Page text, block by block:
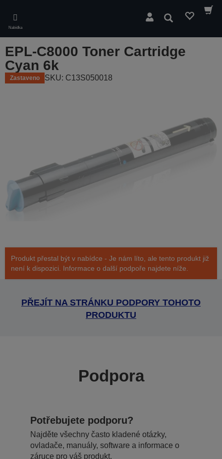
main
content
Nabídka
Hledat
EPL-C8000 Toner Cartridge
Cyan 6k
Zastaveno SKU: C13S050018
Produkt přestal být v nabídce - Je nám líto, ale tento produkt již
není k dispozici. Informace o další podpoře najdete níže.
PŘEJÍT NA STRÁNKU PODPORY TOHOTO
PRODUKTU
Podpora
Potřebujete podporu?
Najděte všechny často kladené otázky,
ovladače, manuály, software a informace o
záruce pro váš produkt.